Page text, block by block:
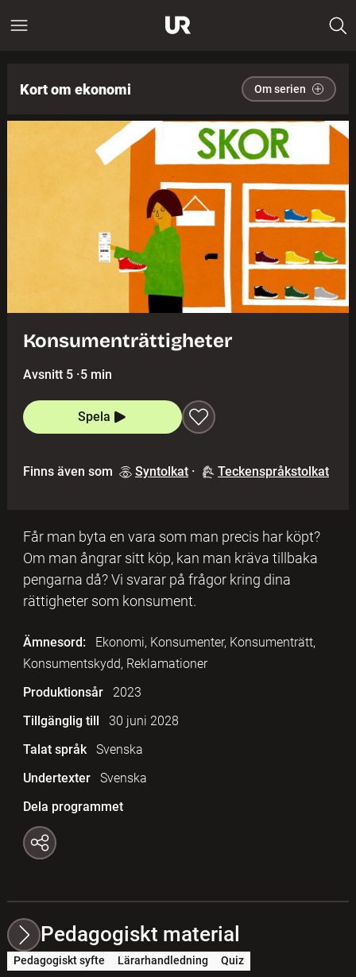
Kort om ekonomi Om serien
Konsumenträttigheter
Avsnitt 5 ·5 min
Spela
Finns även som Syntolkat · Teckenspråkstolkat
Får man byta en vara som man precis har köpt?
Om man ångrar sitt köp, kan man kräva tillbaka
pengarna då? Vi svarar på frågor kring dina
rättigheter som konsument.
Ämnesord:
Ekonomi, Konsumenter, Konsumenträtt,
Konsumentskydd, Reklamationer
Produktionsår
2023
Tillgänglig till
30 juni 2028
Talat språk
Svenska
Undertexter
Svenska
Dela programmet
Pedagogiskt material
Pedagogiskt syfte Lärarhandledning Quiz